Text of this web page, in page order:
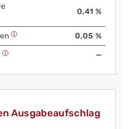
0,41 %
0,05 %
—
Ausgabeaufschlag